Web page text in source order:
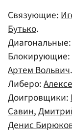
Связующие:
Бутько.
Диагональные:
Блокирующие:
Артем Вольвич.
Либеро:
Доигровщики:
Савин,
Денис